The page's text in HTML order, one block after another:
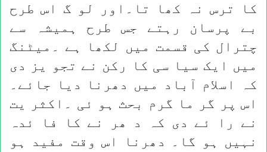
کا ترس نہ کھا تا۔اور لو گ اس طرح
بے پرسان رہتے جس طرح ہمیشہ سے
چترال کی قسمت میں لکھا ہے ۔میٹنگ
میں ایک سیا سی کا رکن نے تجو یز دی
کہ اسلام آباد میں دھرنا دیا جائے۔
اس پر گر ما گرم بحث ہو ئی ۔اکثر یت
نے را ئے دی کہ د ھر نے کا فا ئدہ
نہیں ہو گا۔ دھرنا اس وقت مفید ہو